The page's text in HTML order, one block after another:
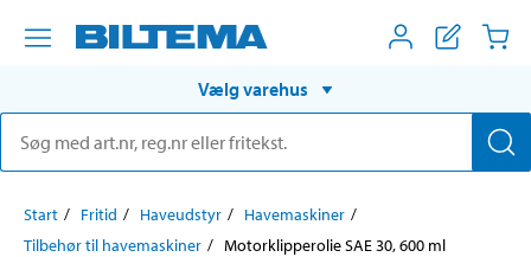
Vælg varehus
Start Fritid Haveudstyr
Havemaskiner
Tilbehør til havemaskiner
Motorklipperolie SAE 30, 600 ml